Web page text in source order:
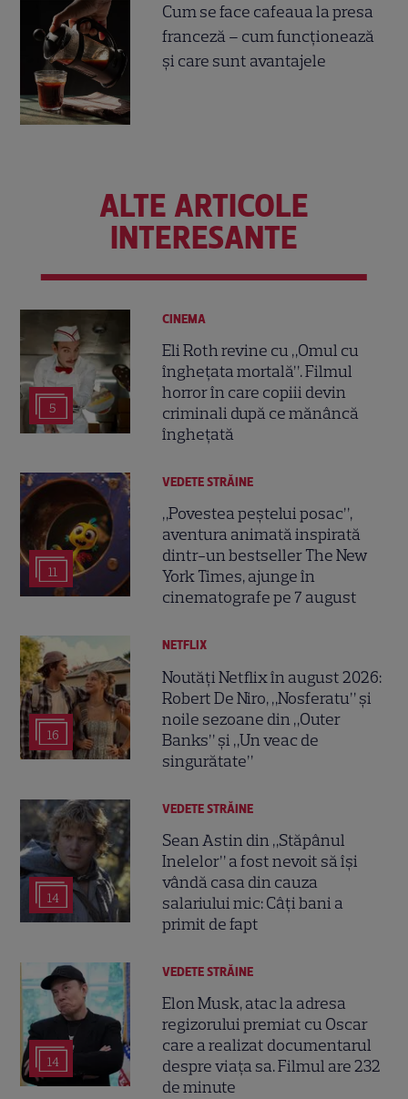
Cum se face cafeaua la presa
franceză – cum funcționează
și care sunt avantajele
ALTE ARTICOLE
INTERESANTE
5
CINEMA
Eli Roth revine cu „Omul cu
înghețata mortală”. Filmul
horror în care copiii devin
criminali după ce mănâncă
înghețată
11
VEDETE STRĂINE
„Povestea peștelui posac”,
aventura animată inspirată
dintr-un bestseller The New
York Times, ajunge în
cinematografe pe 7 august
16
NETFLIX
Noutăți Netflix în august 2026:
Robert De Niro, „Nosferatu” și
noile sezoane din „Outer
Banks” și „Un veac de
singurătate”
14
VEDETE STRĂINE
Sean Astin din „Stăpânul
Inelelor” a fost nevoit să își
vândă casa din cauza
salariului mic: Câți bani a
primit de fapt
14
VEDETE STRĂINE
Elon Musk, atac la adresa
regizorului premiat cu Oscar
care a realizat documentarul
despre viața sa. Filmul are 232
de minute